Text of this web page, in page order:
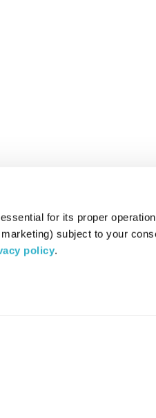
for its proper
subject to your
policy.